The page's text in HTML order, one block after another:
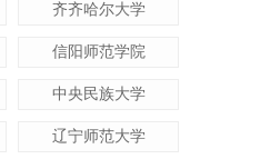
齐齐哈尔大学
信阳师范学院
中央民族大学
辽宁师范大学